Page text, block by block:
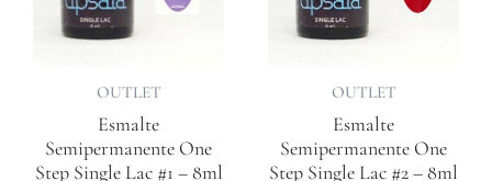
OUTLET
Esmalte
Semipermanente One
Step Single Lac #1 – 8ml
OUTLET
Esmalte
Semipermanente One
Step Single Lac #2 – 8ml